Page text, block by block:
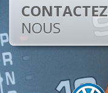
CONTACTEZ
NOUS